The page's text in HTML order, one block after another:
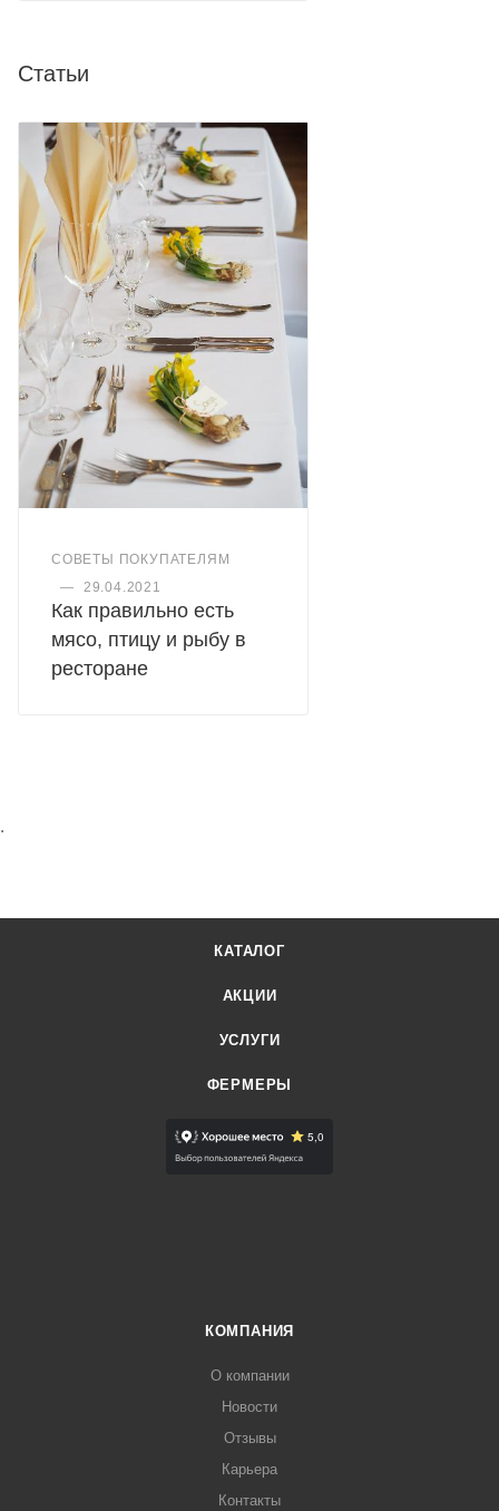
Статьи
СОВЕТЫ ПОКУПАТЕЛЯМ
—
29.04.2021
Как правильно есть
мясо, птицу и рыбу в
ресторане
.
КАТАЛОГ
АКЦИИ
УСЛУГИ
ФЕРМЕРЫ
КОМПАНИЯ
О компании
Новости
Отзывы
Карьера
Контакты